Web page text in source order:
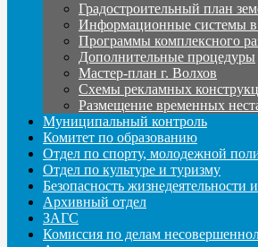
Градостроительный план
Информационные системы в
Программы комплексного
Дополнительные процедуры
Мастер-план г. Волхов
Схемы рекламных
Размещение временных
Муниципальный контроль
Комитет по образованию
Отдел по спорту, молодежной
Отдел по культуре и туризму
Безопасность жизнедеятельности
Архивный отдел
ЗАГС
Комиссия по делам